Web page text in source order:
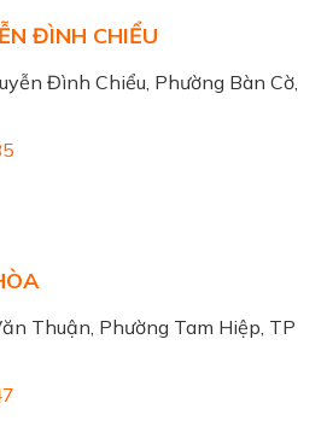
ĐÌNH CHIỂU
Đình Chiểu, Phường Bàn Cờ,
Thuận, Phường Tam Hiệp, TP